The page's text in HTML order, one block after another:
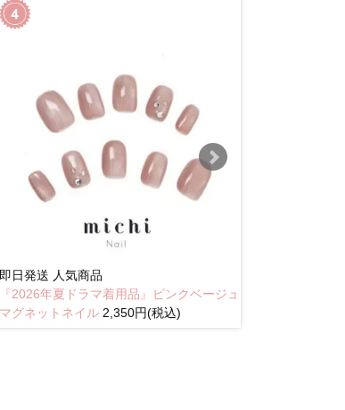
即日発送 人気商品
『2026年夏ドラマ着用品』ピンクベージュ
マグネットネイル2,350円(税込)